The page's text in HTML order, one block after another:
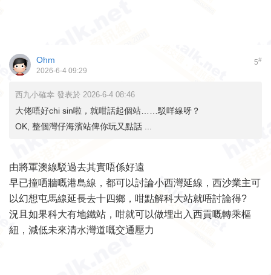
5#
Ohm
2026-6-4 09:29
西九小確幸 發表於 2026-6-4 08:46
大佬唔好chi sin啦，就咁話起個站……駁咩線呀？
OK, 整個灣仔海濱站俾你玩又點話 ...
由將軍澳線駁過去其實唔係好遠
早已撞哂牆嘅港島線，都可以討論小西灣延線，西沙業主可
以幻想屯馬線延長去十四鄉，咁點解科大站就唔討論得?
況且如果科大有地鐵站，咁就可以做埋出入西貢嘅轉乘樞
紐，減低未來清水灣道嘅交通壓力